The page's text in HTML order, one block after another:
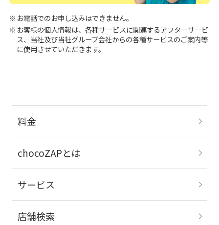
お電話でのお申し込みはできません。
お客様の個人情報は、各種サービスに関連するアフターサービ
ス、当社及び当社グループ会社からの各種サービスのご案内等
に使用させていただきます。
料金
chocoZAPとは
サービス
店舗検索